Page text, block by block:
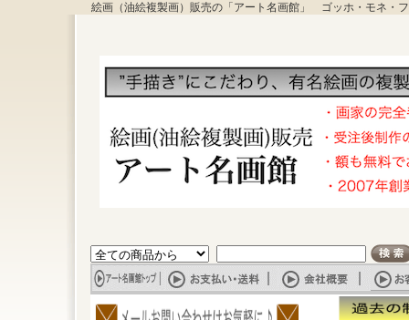
絵画（油絵複製画）販売の「アート名画館」 ゴッホ・モネ・